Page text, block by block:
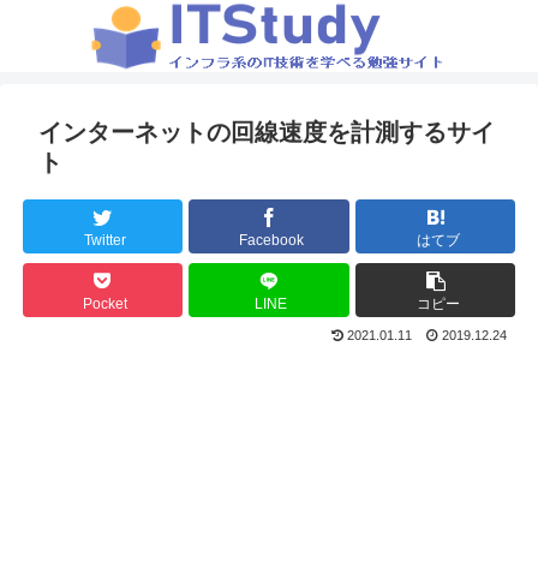
インターネットの回線速度を計測するサイ
ト
Twitter Facebook はてブ
Pocket LINE コピー
2021.01.11 2019.12.24